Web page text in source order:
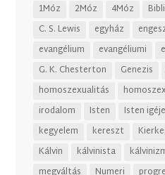
1Móz 2Móz 4Móz
C. S. Lewis
egyház
evangélium
evangéliumi
G. K. Chesterton
Genezis
homoszexualitás
irodalom
Isten Isten igéje
kegyelem
kereszt
Kálvin
kálvinista